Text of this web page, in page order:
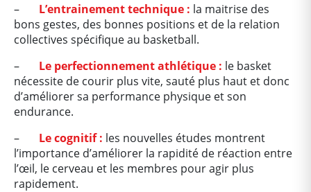
– L’entrainement technique : la maitrise des
bons gestes, des bonnes positions et de la relation
collectives spécifique au basketball.
– Le perfectionnement athlétique : le basket
nécessite de courir plus vite, sauté plus haut et donc
d’améliorer sa performance physique et son
endurance.
– Le cognitif : les nouvelles études montrent
l’importance d’améliorer la rapidité de réaction entre
l’œil, le cerveau et les membres pour agir plus
rapidement.